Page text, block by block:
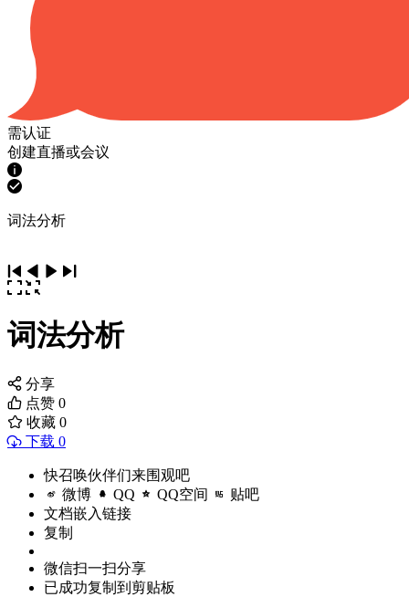
需认证
创建直播或会议
词法分析
词法分析
分享
点赞 0
收藏 0
下载 0
快召唤伙伴们来围观吧
微博 QQ QQ空间 贴吧
文档嵌入链接
复制
微信扫一扫分享
已成功复制到剪贴板